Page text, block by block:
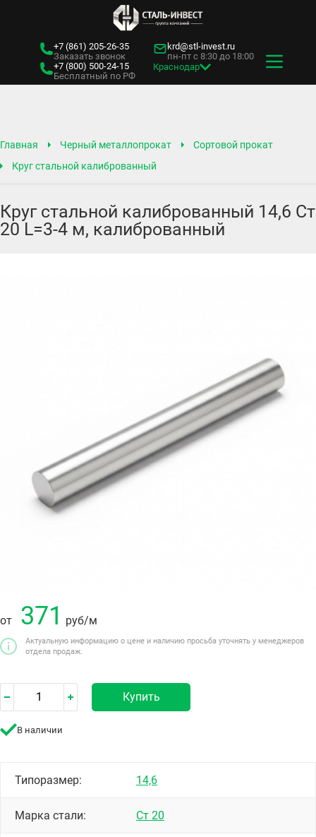
+7 (861) 205-26-35
Заказать звонок
+7 (800) 500-24-15
Бесплатный по РФ
krd@stl-invest.ru
пн-пт с 8:30 до 18:00
Краснодар
Главная Черный металлопрокат
Сортовой прокат
Круг стальной калиброванный
Круг стальной калиброванный 14,6 Ст
20 L=3-4 м, калиброванный
от 371 руб/м
Актуальную информацию о цене и наличию просьба уточнять у менеджеров
отдела продаж.
Купить
В наличии
Типоразмер: 14,6
Марка стали: Ст 20